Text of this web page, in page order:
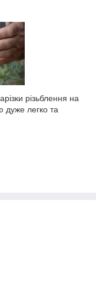
різьблення на
дуже легко та